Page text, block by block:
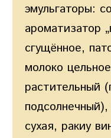
эмульгаторы:
ароматизатор
сгущённое,
молоко
растительный
сухая, ракиу